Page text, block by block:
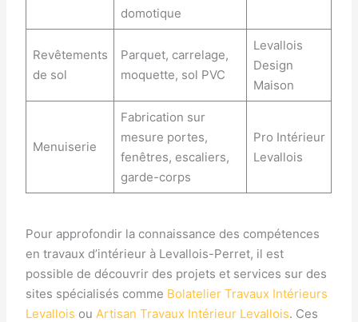
domotique
Revêtements
de sol
Parquet, carrelage,
moquette, sol PVC
Levallois
Design
Maison
Menuiserie
Fabrication sur
mesure portes,
fenêtres, escaliers,
garde-corps
Pro Intérieur
Levallois
Pour approfondir la connaissance des compétences
en travaux d’intérieur à Levallois-Perret, il est
possible de découvrir des projets et services sur des
sites spécialisés comme Bolatelier Travaux Intérieurs
Levallois ouArtisan Travaux Intérieur Levallois. Ces